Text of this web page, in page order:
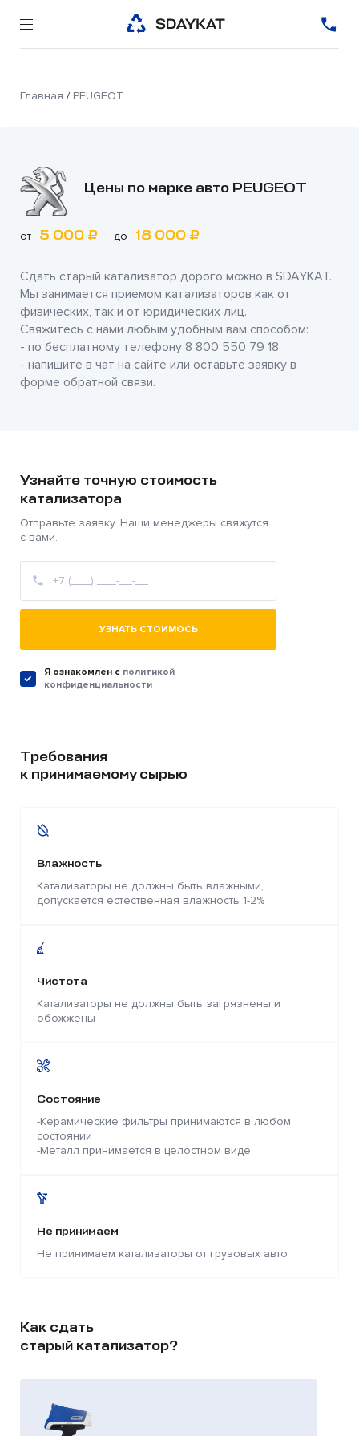
Главная / PEUGEOT
Цены по марке авто PEUGEOT
от 5 000 ₽ до 18 000 ₽
Сдать старый катализатор дорого можно в SDAYKAT.
Мы занимается приемом катализаторов как от
физических, так и от юридических лиц.
Свяжитесь с нами любым удобным вам способом:
- по бесплатному телефону 8 800 550 79 18
- напишите в чат на сайте или оставьте заявку в
форме обратной связи.
Узнайте точную стоимость
катализатора
Отправьте заявку. Наши менеджеры свяжутся
с вами.
УЗНАТЬ СТОИМОСЬ
Я ознакомлен c политикой
конфиденциальности
Требования
к принимаемому сырью
Влажность
Катализаторы не должны быть влажными,
допускается естественная влажность 1-2%
Чистота
Катализаторы не должны быть загрязнены и
обожжены
Состояние
-Керамические фильтры принимаются в любом
состоянии
-Металл принимается в целостном виде
Не принимаем
Не принимаем катализаторы от грузовых авто
Как сдать
старый катализатор?